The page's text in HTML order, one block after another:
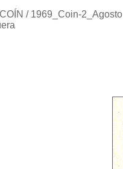
/ 1969_Coin-2_Agosto